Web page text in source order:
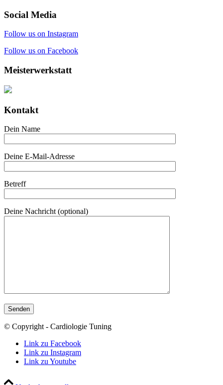
Social Media
Follow us on Instagram
Follow us on Facebook
Meisterwerkstatt
Kontakt
Dein Name
Deine E-Mail-Adresse
Betreff
Deine Nachricht (optional)
© Copyright - Cardiologie Tuning
Link zu Facebook
Link zu Instagram
Link zu Youtube